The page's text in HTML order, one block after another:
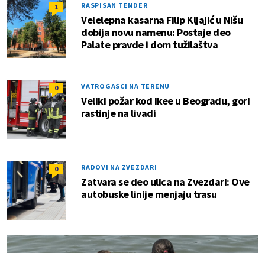
1 RASPISAN TENDER
Velelepna kasarna Filip Kljajić u NIšu
dobija novu namenu: Postaje deo
Palate pravde i dom tužilaštva
0 VATROGASCI NA TERENU
Veliki požar kod Ikee u Beogradu, gori
rastinje na livadi
0 RADOVI NA ZVEZDARI
Zatvara se deo ulica na Zvezdari: Ove
autobuske linije menjaju trasu